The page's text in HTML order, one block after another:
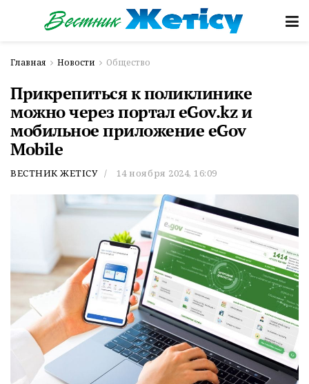
Главная Новости Общество
Прикрепиться к поликлинике
можно через портал eGov.kz и
мобильное приложение eGov
Mobile
ВЕСТНИК ЖЕТІСУ 14 ноября 2024, 16:09